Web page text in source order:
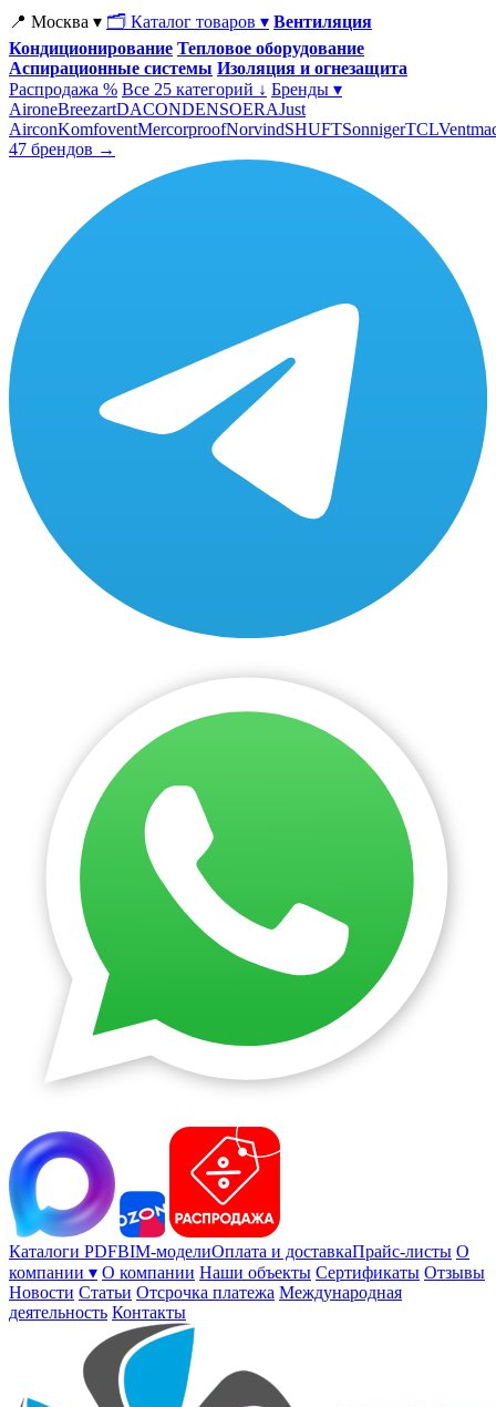
📍 Москва ▾ 🗂 Каталог товаров ▾ Вентиляция
Кондиционирование Тепловое оборудование
Аспирационные системы Изоляция и огнезащита
Распродажа % Все 25 категорий ↓ Бренды ▾
AironeBreezartDACONDENSOERAJust
AirconKomfoventMercorproofNorvindSHUFTSonnigerTCL
47 брендов →
Каталоги PDFBIM-моделиОплата и доставкаПрайс-листы О
компании ▾ О компании Наши объекты Сертификаты Отзывы
Новости Статьи Отсрочка платежа Международная
деятельность Контакты